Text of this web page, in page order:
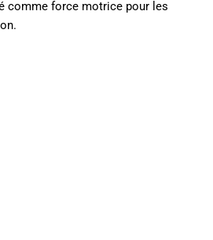
comme force motrice pour les